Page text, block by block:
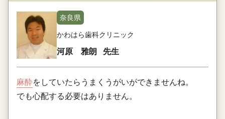
奈良県
かわはら歯科クリニック
河原 雅朗 先生
麻酔をしていたらうまくうがいができませんね。
でも心配する必要はありません。